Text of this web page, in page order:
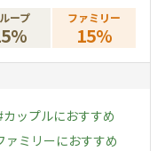
。白馬の自然の中で
ープ
%
ファミリー
15%
カップルにおすすめ
ァミリーにおすすめ